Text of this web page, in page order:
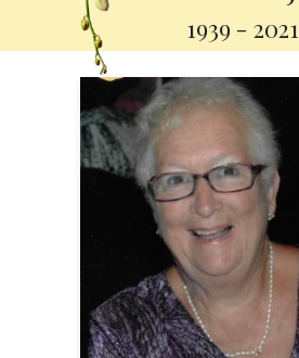
1939 - 2021